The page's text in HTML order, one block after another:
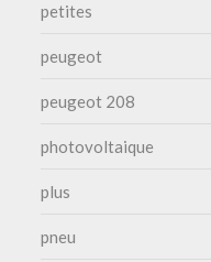
petites
peugeot
peugeot 208
photovoltaique
plus
pneu